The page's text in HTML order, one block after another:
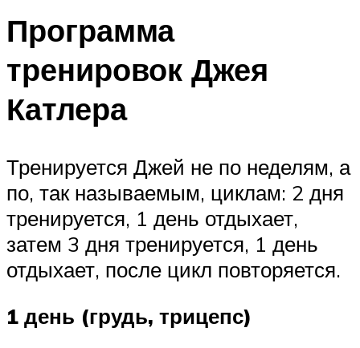
Программа
тренировок Джея
Катлера
Тренируется Джей не по неделям, а
по, так называемым, циклам: 2 дня
тренируется, 1 день отдыхает,
затем 3 дня тренируется, 1 день
отдыхает, после цикл повторяется.
1 день (грудь, трицепс)